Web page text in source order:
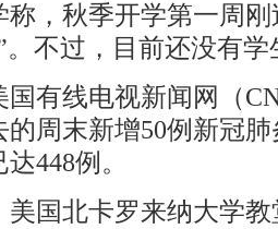
秋季开学第一周刚
。不过，目前还没有
线电视新闻网（
的周末新增50例新冠
448例。
北卡罗来纳大学教